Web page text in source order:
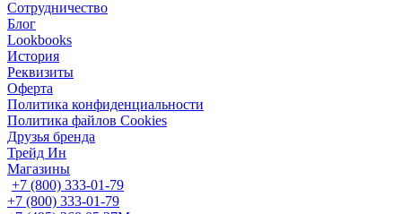
Сотрудничество
Блог
Lookbooks
История
Реквизиты
Оферта
Политика конфиденциальности
Политика файлов Cookies
Друзья бренда
Трейд Ин
Магазины
+7 (800) 333-01-79
+7 (800) 333-01-79